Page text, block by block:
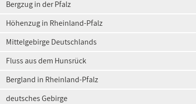
Bergzug in der Pfalz
Höhenzug in Rheinland-Pfalz
Mittelgebirge Deutschlands
Fluss aus dem Hunsrück
Bergland in Rheinland-Pfalz
deutsches Gebirge